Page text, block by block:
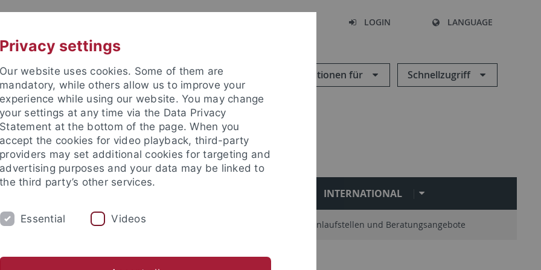
LOGIN LANGUAGE
Informationen für Schnellzugriff
INTERNATIONAL
Universitätsbibliothek Zentrum für Datenverarbeitung Zentrale Anlaufstellen und Beratungsangebote
Leibniz Kolleg
Privacy settings
Our website uses cookies. Some of them are
mandatory, while others allow us to improve your
experience while using our website. You may change
your settings at any time via the Data Privacy
Statement at the bottom of the page. When you
accept the cookies for video playback, third-party
providers may set additional cookies for targeting and
advertising purposes and your data may be linked to
the third party’s other services.
Essential Videos